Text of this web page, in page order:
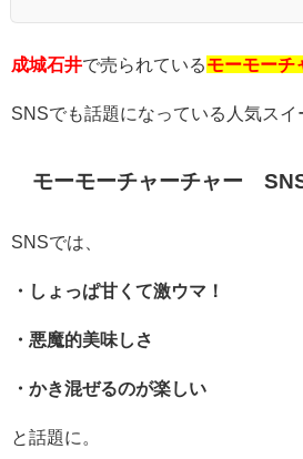
成城石井で売られているモーモーチ
SNSでも話題になっている人気スイ
モーモーチャーチャー
SNSでは、
・しょっぱ甘くて激ウマ！
・悪魔的美味しさ
・かき混ぜるのが楽しい
と話題に。